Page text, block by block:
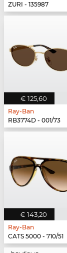
ZURI - 135987
€ 125,60
Ray-Ban
RB3774D - 001/73
€ 143,20
Ray-Ban
CATS 5000 - 710/51